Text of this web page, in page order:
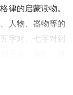
律的启蒙读物。
人物、器物等的
字对、七字对到
。这类读物，在